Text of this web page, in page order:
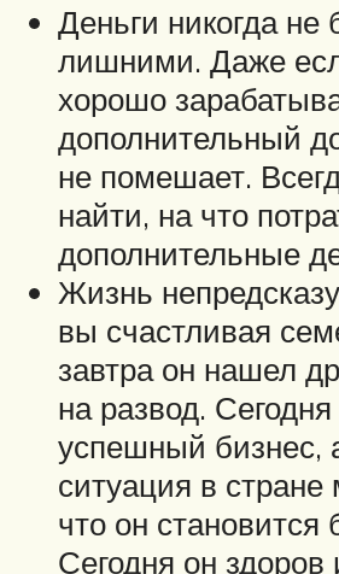
Деньги никогда
лишними. Даже
хорошо
дополнительный
не помешает.
найти, на что
дополнительные
Жизнь
вы счастливая
завтра он нашел
на развод. Сегодня
успешный бизнес,
ситуация в стране
что он становится
Сегодня он здоров